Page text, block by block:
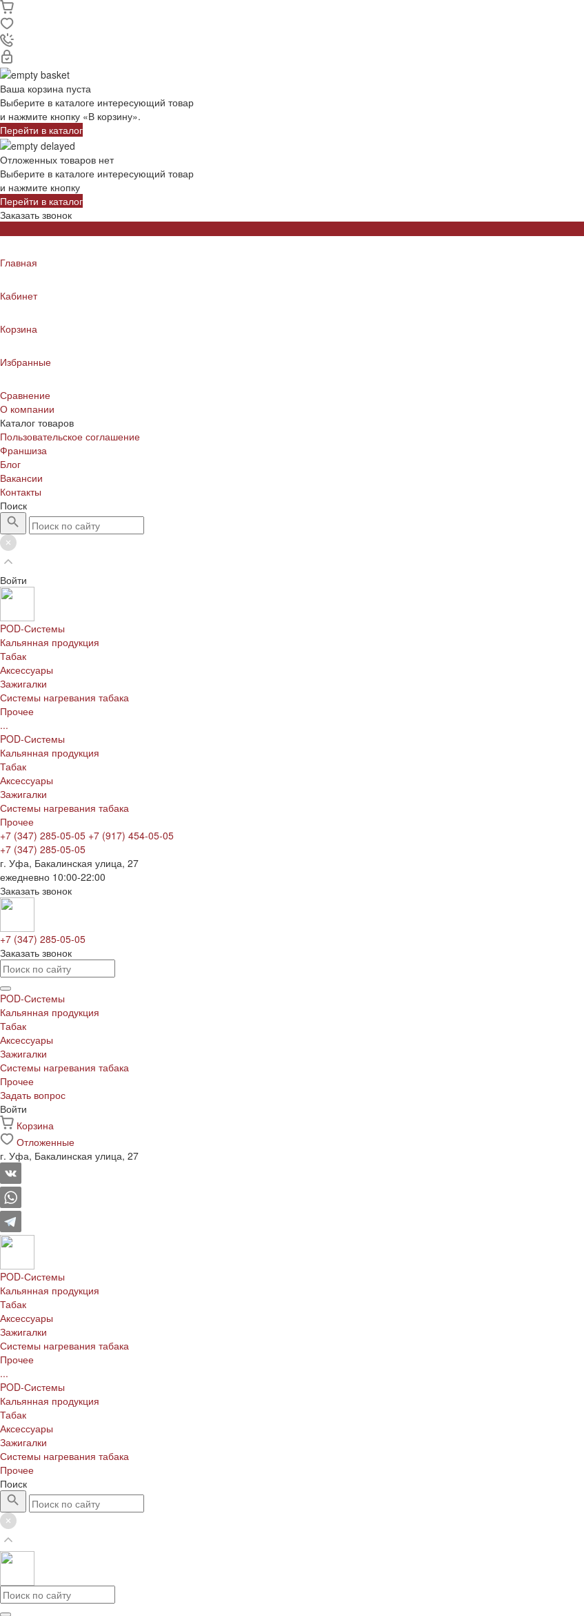
Ваша корзина пуста
Выберите в каталоге интересующий товар
и нажмите кнопку «В корзину».
Перейти в каталог
Отложенных товаров нет
Выберите в каталоге интересующий товар
и нажмите кнопку
Перейти в каталог
Заказать звонок
Главная
Кабинет
Корзина
Избранные
Сравнение
О компании
Каталог товаров
Пользовательское соглашение
Франшиза
Блог
Вакансии
Контакты
Поиск
Войти
POD-Системы
Кальянная продукция
Табак
Аксессуары
Зажигалки
Системы нагревания табака
Прочее
...
POD-Системы
Кальянная продукция
Табак
Аксессуары
Зажигалки
Системы нагревания табака
Прочее
+7 (347) 285-05-05 +7 (917) 454-05-05
+7 (347) 285-05-05
г. Уфа, Бакалинская улица, 27
ежедневно 10:00-22:00
Заказать звонок
+7 (347) 285-05-05
Заказать звонок
POD-Системы
Кальянная продукция
Табак
Аксессуары
Зажигалки
Системы нагревания табака
Прочее
Задать вопрос
Войти
Корзина
Отложенные
г. Уфа, Бакалинская улица, 27
POD-Системы
Кальянная продукция
Табак
Аксессуары
Зажигалки
Системы нагревания табака
Прочее
...
POD-Системы
Кальянная продукция
Табак
Аксессуары
Зажигалки
Системы нагревания табака
Прочее
Поиск